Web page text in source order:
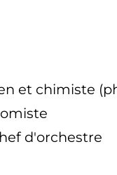
et chimiste
d'orchestre